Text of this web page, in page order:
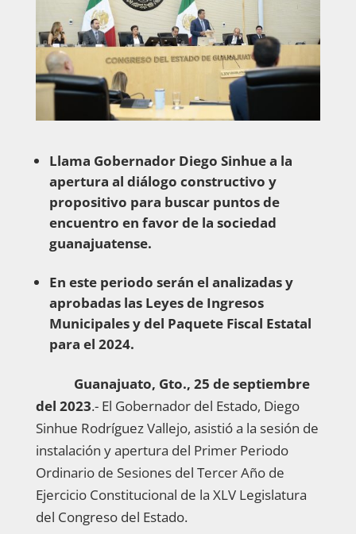
Llama Gobernador Diego Sinhue a la
apertura al diálogo constructivo y
propositivo para buscar puntos de
encuentro en favor de la sociedad
guanajuatense.
En este periodo serán el analizadas y
aprobadas las Leyes de Ingresos
Municipales y del Paquete Fiscal Estatal
para el 2024.
Guanajuato, Gto., 25 de septiembre
del 2023.- El Gobernador del Estado, Diego
Sinhue Rodríguez Vallejo, asistió a la sesión de
instalación y apertura del Primer Periodo
Ordinario de Sesiones del Tercer Año de
Ejercicio Constitucional de la XLV Legislatura
del Congreso del Estado.